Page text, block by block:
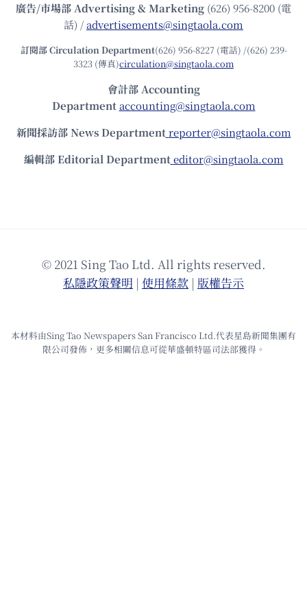
廣告/市場部Advertising & Marketing (626) 956-8200 (電
話) /advertisements@singtaola.com
訂閱部 Circulation Department(626) 956-8227 (電話) /(626) 239-
3323 (傳真)circulation@singtaola.com
會計部 Accounting
Department accounting@singtaola.com
新聞採訪部 News Department reporter@singtaola.com
編輯部 Editorial Department editor@singtaola.com
© 2021 Sing Tao Ltd. All rights reserved.
私隱政策聲明 | 使⽤條款 | 版權告⽰
本材料由Sing Tao Newspapers San Francisco Ltd.代表星島新聞集團有
限公司發佈，更多相關信息可從華盛頓特區司法部獲得。